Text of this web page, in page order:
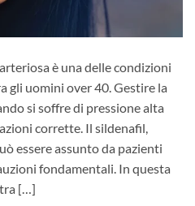
è una delle condizioni
gli uomini over 40. Gestire la
si soffre di pressione alta
corrette. Il sildenafil,
essere assunto da pazienti
fondamentali. In questa
[…]